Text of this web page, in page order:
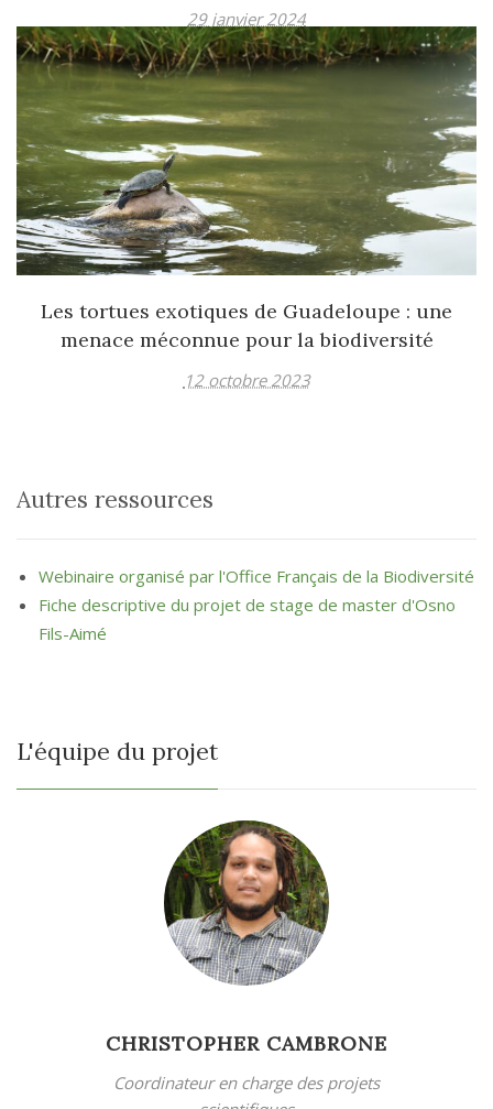
29 janvier 2024
Les tortues exotiques de Guadeloupe : une
menace méconnue pour la biodiversité
12 octobre 2023
Autres ressources
Webinaire organisé par l'Office Français de la Biodiversité
Fiche descriptive du projet de stage de master d'Osno
Fils-Aimé
L'équipe du projet
CHRISTOPHER CAMBRONE
Coordinateur en charge des projets